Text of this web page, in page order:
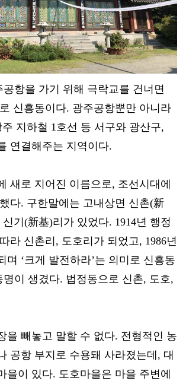
항을 가기 위해 극락교를 건너면
신흥동이다. 광주공항뿐만 아니라
지하철 1호선 등 서구와 광산구,
연결해주는 지역이다.
새로 지어진 이름으로, 조선시대에
다. 구한말에는 고내상면 신촌(新
기(新基)리가 있었다. 1914년 행정
라 신촌리, 도호리가 되었고, 1986년
며 ‘크게 발전하라’는 의미로 신흥동
이 생겼다. 법정동으로 신촌, 도호,
을 빼놓고 말할 수 없다. 전형적인 농
공항 부지로 수용돼 사라졌는데, 대
을이 있다. 도호마을은 마을 주변에